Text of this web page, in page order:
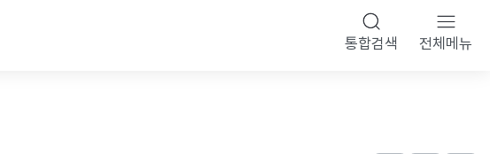
통합검색 전체메뉴